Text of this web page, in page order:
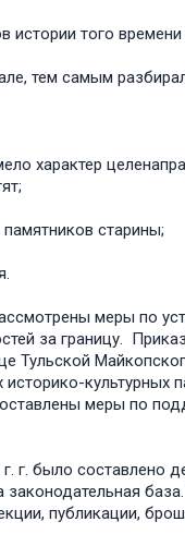
истории того времени
тем самым
характер
старины;
меры по
за границу.
Тульской
культурных
меры по
г. было составлено
публикации,